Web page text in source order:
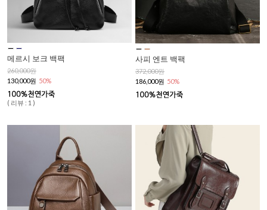
메르시 보크 백팩
260,000원
130,000원 50%
( 리뷰 : 1 )
사피 엔트 백팩
372,000원
186,000원 50%